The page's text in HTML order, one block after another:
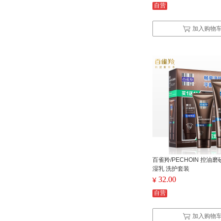
自营
加入购物
百雀羚/PECHOIN 控油磨
湿乳 洗护套装
¥ 32.00
自营
加入购物